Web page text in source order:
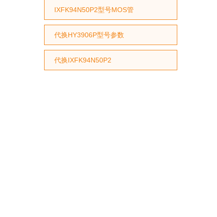
IXFK94N50P2型号MOS管
代换HY3906P型号参数
代换IXFK94N50P2